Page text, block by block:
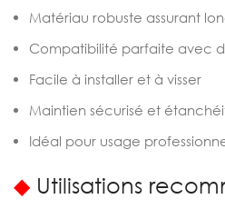
Matériau robuste assurant
Compatibilité parfaite avec
Facile à installer et à visser
Maintien sécurisé et
Idéal pour usage
◆Utilisations